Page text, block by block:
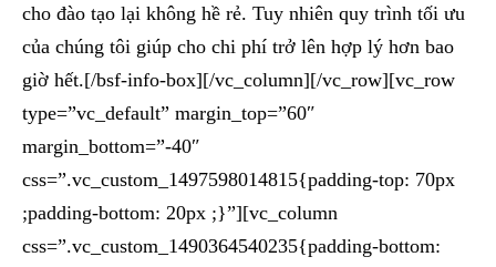
cho đào tạo lại không hề rẻ. Tuy nhiên quy trình tối ưu
của chúng tôi giúp cho chi phí trở lên hợp lý hơn bao
giờ hết.[/bsf-info-box][/vc_column][/vc_row][vc_row
type=”vc_default” margin_top=”60″
margin_bottom=”-40″
css=”.vc_custom_1497598014815{padding-top: 70px
;padding-bottom: 20px ;}”][vc_column
css=”.vc_custom_1490364540235{padding-bottom: